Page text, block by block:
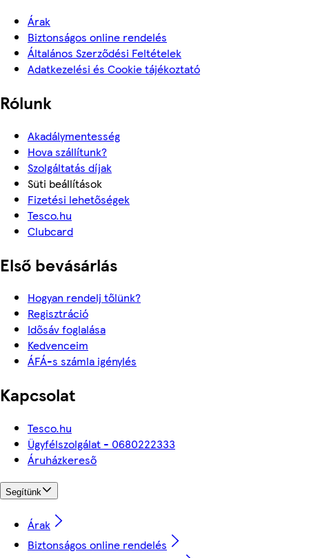
Árak
Biztonságos online rendelés
Általános Szerződési Feltételek
Adatkezelési és Cookie tájékoztató
Rólunk
Akadálymentesség
Hova szállítunk?
Szolgáltatás díjak
Süti beállítások
Fizetési lehetőségek
Tesco.hu
Clubcard
Első bevásárlás
Hogyan rendelj tőlünk?
Regisztráció
Idősáv foglalása
Kedvenceim
ÁFÁ-s számla igénylés
Kapcsolat
Tesco.hu
Ügyfélszolgálat - 0680222333
Áruházkereső
Segítünk
Árak
Biztonságos online rendelés